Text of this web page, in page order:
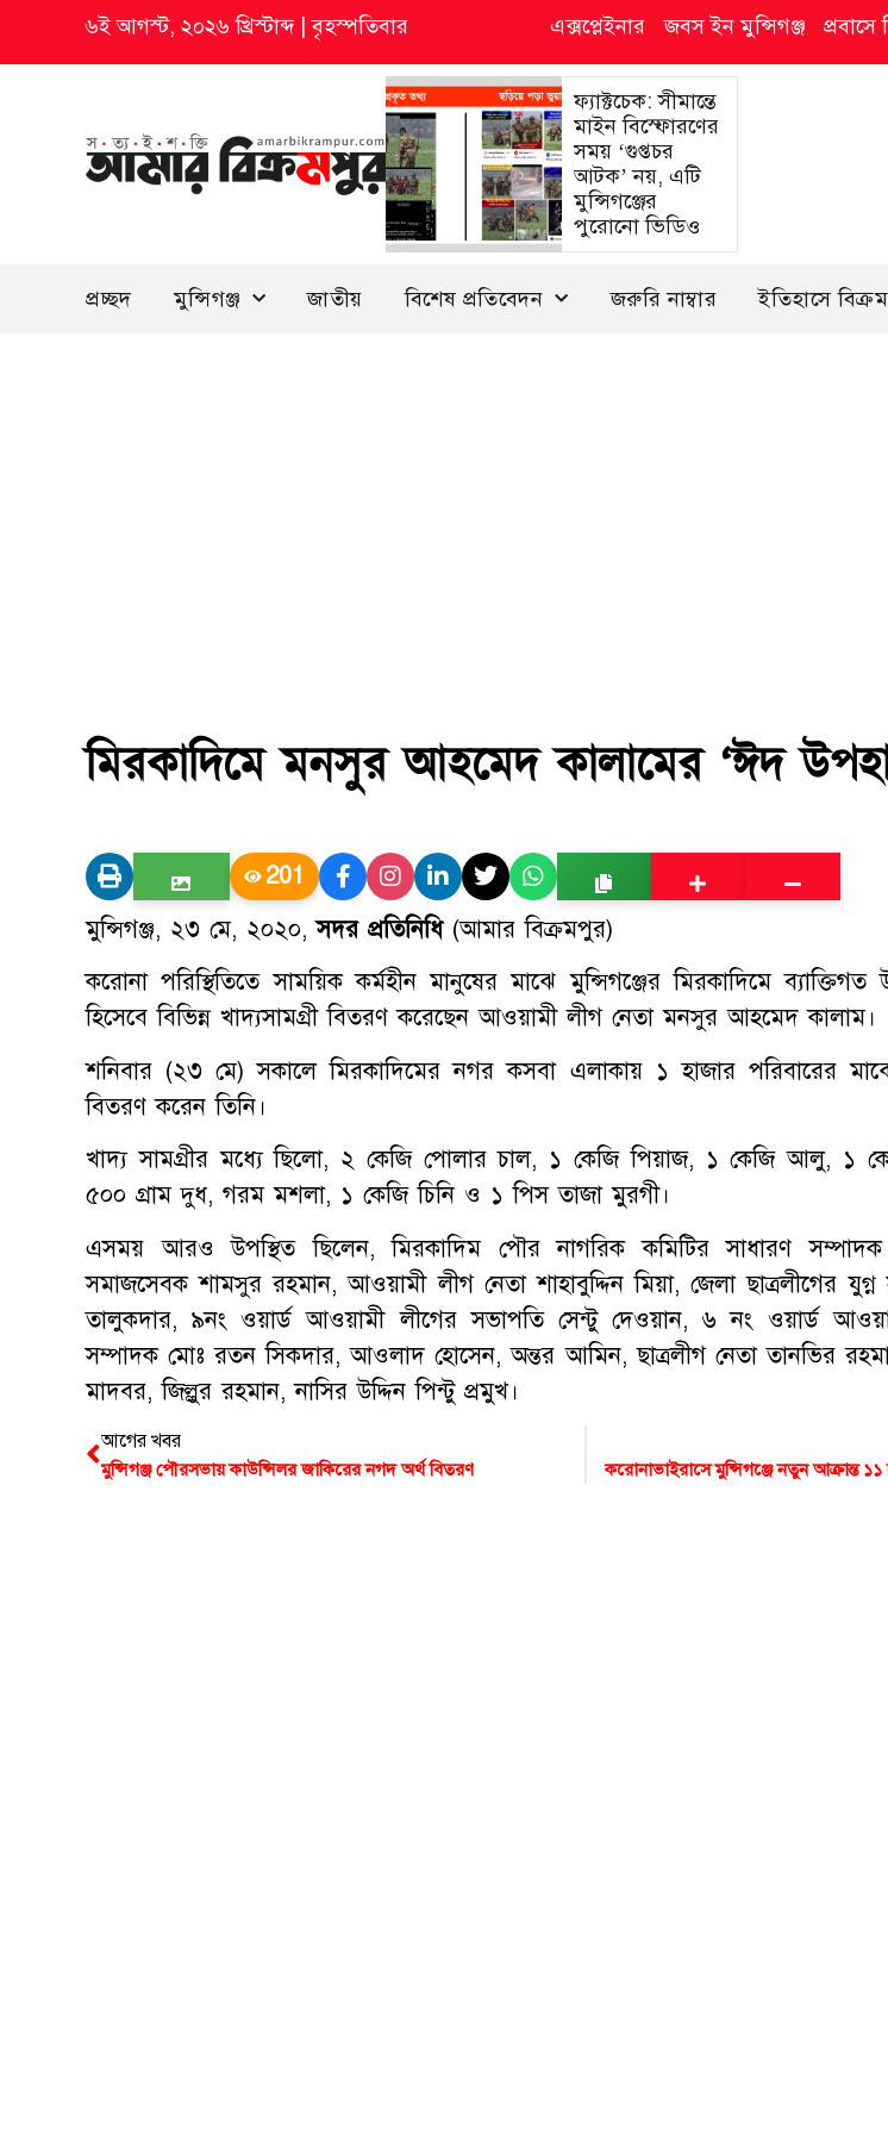
৬ই আগস্ট, ২০২৬ খ্রিস্টাব্দ|বৃহস্পতিবার এক্সপ্লেইনার জবস ইন মুন্সিগঞ্জ
ফ্যাক্টচেক: সীমান্তে
মাইন বিস্ফোরণের
সময় ‘গুপ্তচর
আটক’ নয়, এটি
মুন্সিগঞ্জের
পুরোনো ভিডিও
প্রচ্ছদ মুন্সিগঞ্জ জাতীয় বিশেষ প্রতিবেদন জরুরি নাম্বার ইতিহাসে
মিরকাদিমে মনসুর আহমেদ কালামের ‘ঈদ
201
মুন্সিগঞ্জ, ২৩ মে, ২০২০,সদর প্রতিনিধি(আমার বিক্রমপুর)
করোনা পরিস্থিতিতে সাময়িক কর্মহীন মানুষের মাঝে মুন্সিগঞ্জের মিরকাদিমে
হিসেবে বিভিন্ন খাদ্যসামগ্রী বিতরণ করেছেন আওয়ামী লীগ নেতা মনসুর আহমেদ কালাম।
শনিবার (২৩ মে) সকালে মিরকাদিমের নগর কসবা এলাকায় ১ হাজার পরিবারের মাঝে
বিতরণ করেন তিনি।
খাদ্য সামগ্রীর মধ্যে ছিলো, ২ কেজি পোলার চাল, ১ কেজি পিয়াজ, ১ কেজি আলু, ১
৫০০ গ্রাম দুধ, গরম মশলা, ১ কেজি চিনি ও ১ পিস তাজা মুরগী।
এসময় আরও উপস্থিত ছিলেন, মিরকাদিম পৌর নাগরিক কমিটির সাধারণ সম্পাদক
সমাজসেবক শামসুর রহমান, আওয়ামী লীগ নেতা শাহাবুদ্দিন মিয়া, জেলা ছাত্রলীগের
তালুকদার, ৯নং ওয়ার্ড আওয়ামী লীগের সভাপতি সেন্টু দেওয়ান, ৬ নং ওয়ার্ড
সম্পাদক মোঃ রতন সিকদার, আওলাদ হোসেন, অন্তর আমিন, ছাত্রলীগ নেতা তানভির
মাদবর, জিল্লুর রহমান, নাসির উদ্দিন পিন্টু প্রমুখ।
আগের খবর
মুন্সিগঞ্জ পৌরসভায় কাউন্সিলর জাকিরের নগদ অর্থ বিতরণ করোনাভাইরাসে মুন্সিগঞ্জে নতুন আক্রান্ত